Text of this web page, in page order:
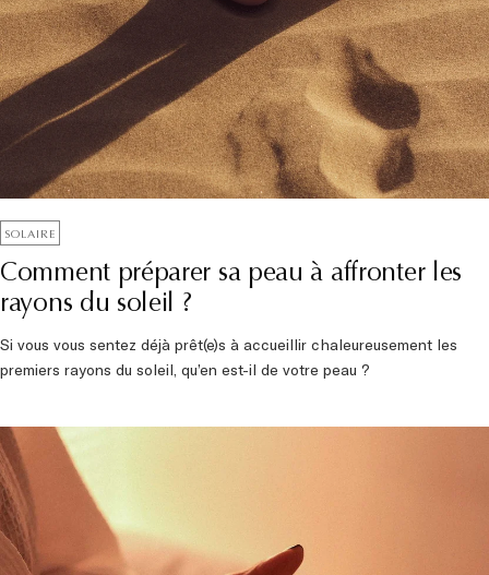
SOLAIRE
Comment préparer sa peau à affronter les
rayons du soleil ?
Si vous vous sentez déjà prêt(e)s à accueillir chaleureusement les
premiers rayons du soleil, qu’en est-il de votre peau ?